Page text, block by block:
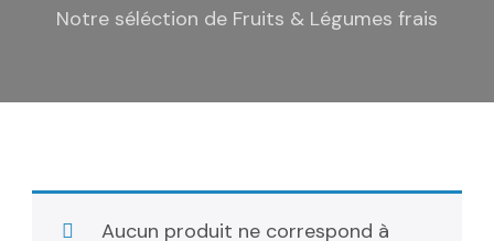
Notre séléction de Fruits & Légumes frais
Aucun produit ne correspond à